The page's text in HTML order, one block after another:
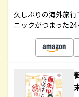
久しぶりの海外旅
ニックがつまった